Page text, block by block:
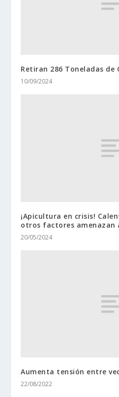
Retiran 286 Toneladas de
10/09/2024
¡Apicultura en crisis!
otros factores amenazan
20/05/2024
Aumenta tensión entre
22/08/2022